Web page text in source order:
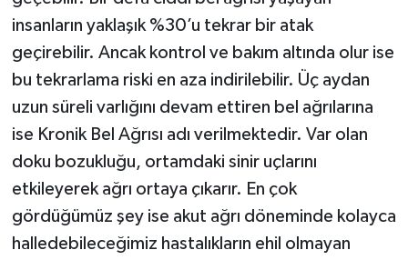
insanların yaklaşık %30’u tekrar bir atak
geçirebilir. Ancak kontrol ve bakım altında olur ise
bu tekrarlama riski en aza indirilebilir. Üç aydan
uzun süreli varlığını devam ettiren bel ağrılarına
ise Kronik Bel Ağrısı adı verilmektedir. Var olan
doku bozukluğu, ortamdaki sinir uçlarını
etkileyerek ağrı ortaya çıkarır. En çok
gördüğümüz şey ise akut ağrı döneminde kolayca
halledebileceğimiz hastalıkların ehil olmayan